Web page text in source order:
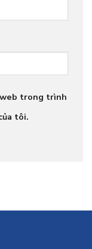
trong trình
tôi.